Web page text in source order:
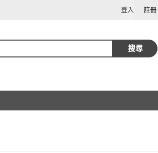
登入 註冊
搜尋